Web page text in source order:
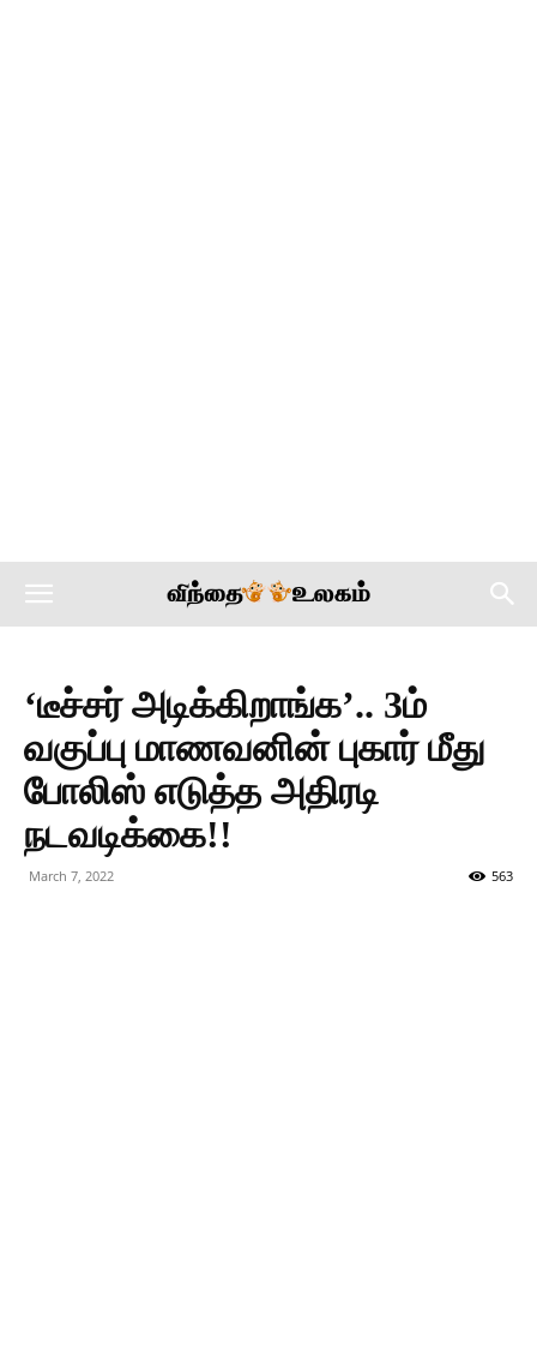
‘டீச்சர் அடிக்கிறாங்க’.. 3ம்
வகுப்பு மாணவனின் புகார் மீது
போலிஸ் எடுத்த அதிரடி
நடவடிக்கை!!
March 7, 2022 563